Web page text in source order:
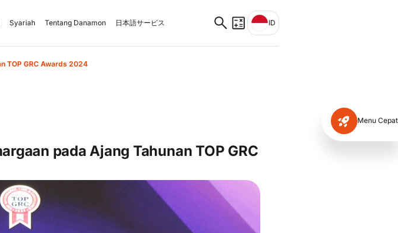
Syariah Tentang Danamon 日本語サービス ID
TOP GRC Awards 2024
Menu Cepat
pada Ajang Tahunan TOP GRC